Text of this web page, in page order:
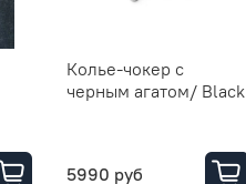
Колье-чокер с
черным агатом/ Black
5990 руб